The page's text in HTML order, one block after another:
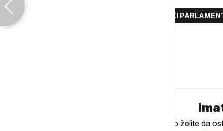
EVROPSKI
Ukoliko želite da